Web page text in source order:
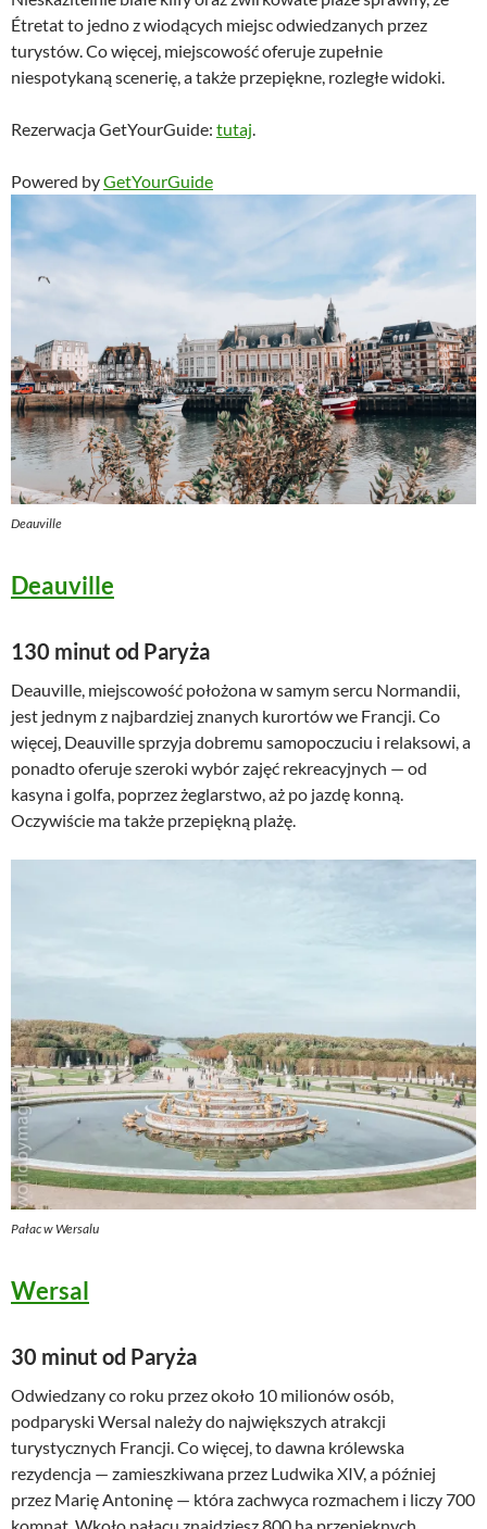
Étretat to jedno z wiodących miejsc odwiedzanych przez
turystów. Co więcej, miejscowość oferuje zupełnie
niespotykaną scenerię, a także przepiękne, rozległe widoki.
Rezerwacja GetYourGuide: tutaj
Powered byGetYourGuide
Deauville
Deauville
130 minut od Paryża
Deauville, miejscowość położona w samym sercu Normandii,
jest jednym z najbardziej znanych kurortów we Francji. Co
więcej, Deauville sprzyja dobremu samopoczuciu i relaksowi, a
ponadto oferuje szeroki wybór zajęć rekreacyjnych — od
kasyna i golfa, poprzez żeglarstwo, aż po jazdę konną.
Oczywiście ma także przepiękną plażę.
Pałac w Wersalu
Wersal
30 minut od Paryża
Odwiedzany co roku przez około 10 milionów osób,
podparyski Wersal należy do największych atrakcji
turystycznych Francji. Co więcej, to dawna królewska
rezydencja — zamieszkiwana przez Ludwika XIV, a później
przez Marię Antoninę — która zachwyca rozmachem i liczy 700